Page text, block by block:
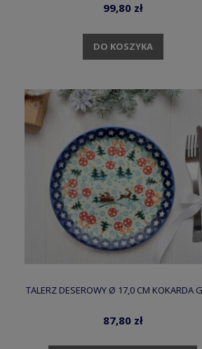
99,80 zł
DO KOSZYKA
TALERZ DESEROWY Ø 17,0 CM KOKARDA
87,80 zł